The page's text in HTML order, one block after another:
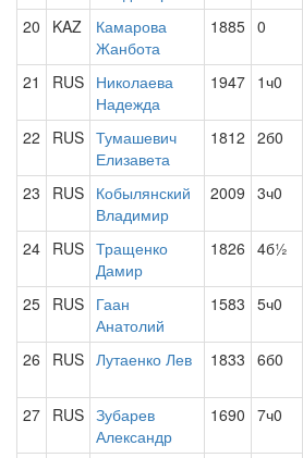
20 KAZ
Камарова
Жанбота
1885 0
21 RUS Николаева
Надежда
1947 1ч0
22 RUS Тумашевич
Елизавета
1812 2б0
23 RUS Кобылянский
Владимир
2009 3ч0
24 RUS Тращенко
Дамир
1826 4б½
25 RUS Гаан
Анатолий
1583 5ч0
26 RUS Лутаенко Лев 1833 6б0
27 RUS Зубарев
Александр
1690 7ч0